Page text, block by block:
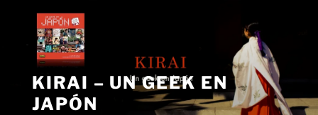
contenido
KIRAI – UN GEEK EN
JAPÓN